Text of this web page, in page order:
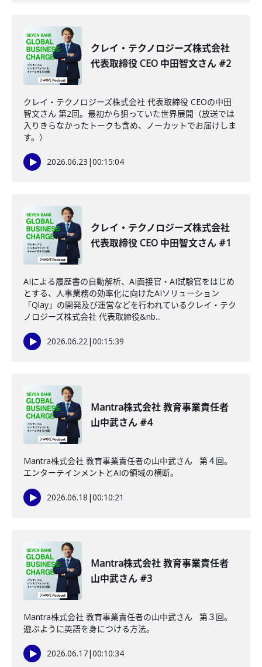
クレイ・テクノロジーズ株式会社
代表取締役 CEO 中田智文さん #2
クレイ・テクノロジーズ株式会社 代表取締役 CEOの中田
智文さん 第2回。最初から狙っていた世界展開（放送では
入りきらなかったトークも含め、ノーカットでお届けしま
す。）
2026.06.23 |00:15:04
クレイ・テクノロジーズ株式会社
代表取締役 CEO 中田智文さん #1
AIによる履歴書の自動解析、AI面接官・AI試験官をはじめ
とする、人事業務の効率化に向けたAIソリューション
「Qlay」の開発及び運営などを行われているクレイ・テク
ノロジーズ株式会社 代表取締役&nb...
2026.06.22|00:15:39
Mantra株式会社 教育事業責任者
山中武さん #4
Mantra株式会社 教育事業責任者の山中武さん 第４回。
エンターテインメントとAIの領域の横断。
2026.06.18 |00:10:21
Mantra株式会社 教育事業責任者
山中武さん #3
Mantra株式会社 教育事業責任者の山中武さん 第３回。
遊ぶように英語を身につける方法。
2026.06.17|00:10:34